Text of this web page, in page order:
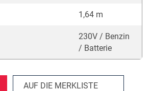
1,64 m
230V / Benzin
/ Batterie
AUF DIE MERKLISTE